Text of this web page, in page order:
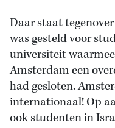
Daar staat
was gesteld voor
universiteit
Amsterdam een
had gesloten.
internationaal! Op
ook studenten in